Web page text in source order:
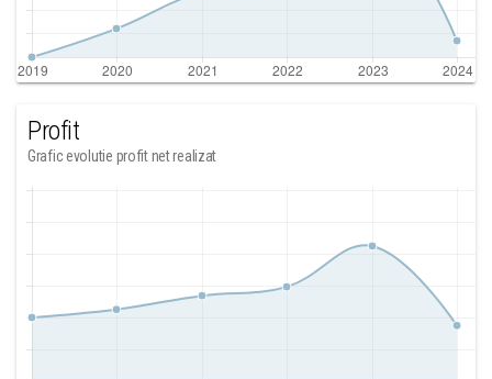
Profit
Grafic evolutie profit net realizat